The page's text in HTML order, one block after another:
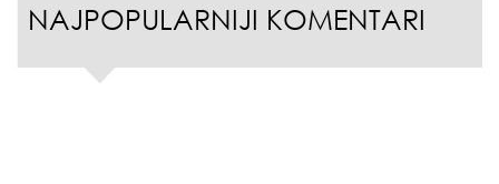
NAJPOPULARNIJI KOMENTARI